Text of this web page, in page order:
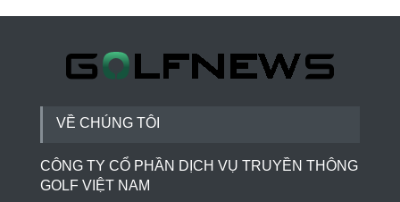
Thành lập Trung tâm Giải mã lượng tử Quang
Phong cách sống 4 ngày trước
VỀ CHÚNG TÔI
CÔNG TY CỔ PHẦN DỊCH VỤ TRUYỀN THÔNG
GOLF VIỆT NAM